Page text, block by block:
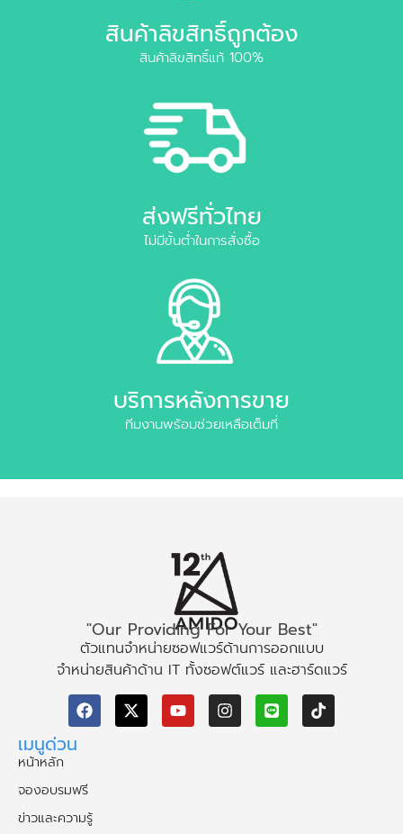
สินค้าลิขสิทธิ์ถูกต้อง
สินค้าลิขสิทธิ์แท้ 100%
ส่งฟรีทั่วไทย
ไม่มีขั้นต่ำในการสั่งซื้อ
บริการหลังการขาย
ทีมงานพร้อมช่วยเหลือเต็มที่
"Our Providing For Your Best"
ตัวแทนจำหน่ายซอฟแวร์ด้านการออกแบบ
จำหน่ายสินค้าด้าน IT ทั้งซอฟต์แวร์ และฮาร์ดแวร์
เมนูด่วน
หน้าหลัก
จองอบรมฟรี
ข่าวและความรู้